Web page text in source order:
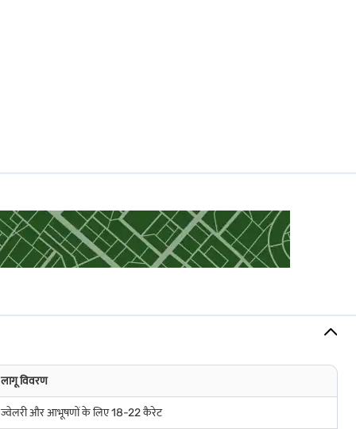
कीमतें बढ़ जाती हैं.
लागू विवरण
ज्वेलरी और आभूषणों के लिए 18-22 कैरेट